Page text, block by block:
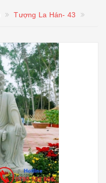
Tượng La Hán- 43